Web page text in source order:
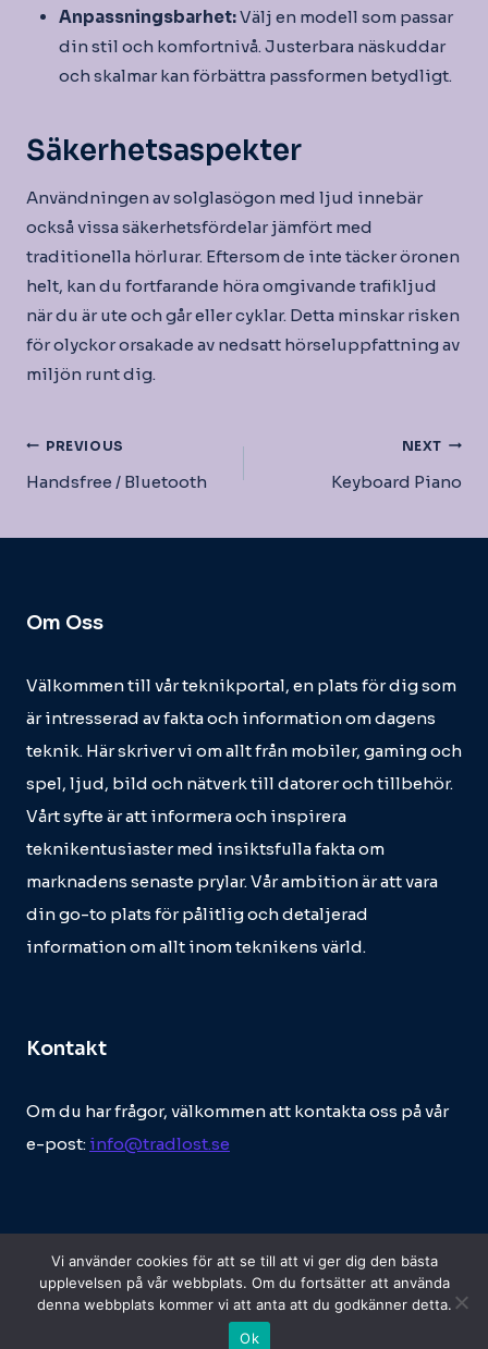
Anpassningsbarhet:Välj en modell som passar
din stil och komfortnivå. Justerbara näskuddar
och skalmar kan förbättra passformen betydligt.
Säkerhetsaspekter
Användningen av solglasögon med ljud innebär
också vissa säkerhetsfördelar jämfört med
traditionella hörlurar. Eftersom de inte täcker öronen
helt, kan du fortfarande höra omgivande trafikljud
när du är ute och går eller cyklar. Detta minskar risken
för olyckor orsakade av nedsatt hörseluppfattning av
miljön runt dig.
Inläggsnavigering
PREVIOUS
Handsfree / Bluetooth
NEXT
Keyboard Piano
Om Oss
Välkommen till vår teknikportal, en plats för dig som
är intresserad av fakta och information om dagens
teknik. Här skriver vi om allt från mobiler, gaming och
spel, ljud, bild och nätverk till datorer och tillbehör.
Vårt syfte är att informera och inspirera
teknikentusiaster med insiktsfulla fakta om
marknadens senaste prylar. Vår ambition är att vara
din go-to plats för pålitlig och detaljerad
information om allt inom teknikens värld.
Kontakt
Om du har frågor, välkommen att kontakta oss på vår
e-post: info@tradlost.se
© 2026 Tradlost.se
Vi använder cookies för att se till att vi ger dig den bästa
upplevelsen på vår webbplats. Om du fortsätter att använda
denna webbplats kommer vi att anta att du godkänner detta.
Ok